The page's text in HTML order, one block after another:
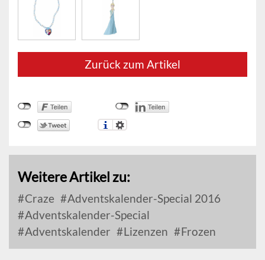
Zurück zum Artikel
Weitere Artikel zu:
Craze
Adventskalender-Special 2016
Adventskalender-Special
Adventskalender
Lizenzen Frozen